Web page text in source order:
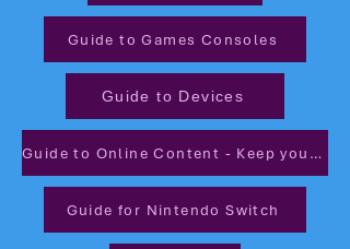
Guide to Games Consoles
Guide to Devices
Guide to Online Content - Keep your child safe
Guide for Nintendo Switch